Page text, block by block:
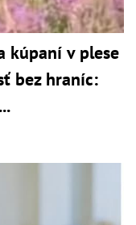
kúpaní v plese
bez hraníc: